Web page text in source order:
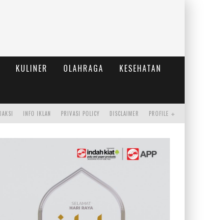
KULINER OLAHRAGA
KESEHATAN
PROFILE
DISCLAIMER
PRIVASI POLICY
INFO IKLAN